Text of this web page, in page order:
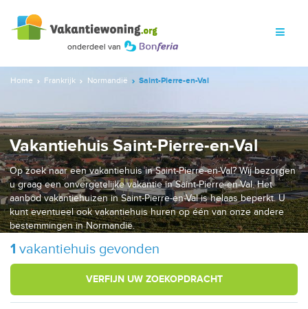
Home Frankrijk Normandië Saint-Pierre-en-Val
Vakantiehuis Saint-Pierre-en-Val
Op zoek naar een vakantiehuis in Saint-Pierre-en-Val? Wij bezorgen
u graag een onvergetelijke vakantie in Saint-Pierre-en-Val. Het
aanbod vakantiehuizen in Saint-Pierre-en-Val is helaas beperkt. U
kunt eventueel ook vakantiehuis huren op één van onze andere
bestemmingen in Normandië.
1 vakantiehuis gevonden
VERFIJN UW ZOEKOPDRACHT